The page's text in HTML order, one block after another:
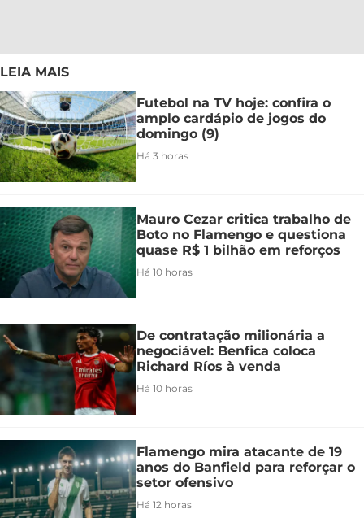
LEIA MAIS
Futebol na TV hoje: confira o
amplo cardápio de jogos do
domingo (9)
Há 3 horas
Mauro Cezar critica trabalho de
Boto no Flamengo e questiona
quase R$ 1 bilhão em reforços
Há 10 horas
De contratação milionária a
negociável: Benfica coloca
Richard Ríos à venda
Há 10 horas
Flamengo mira atacante de 19
anos do Banfield para reforçar o
setor ofensivo
Há 12 horas